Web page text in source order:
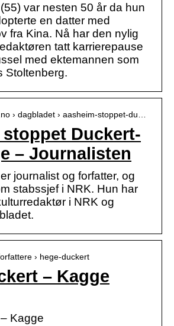
var nesten 50 år da hun
en datter med
fra Kina. Nå har den nylig
tatt karrierepause
med ektemannen som
Stoltenberg.
› dagbladet › aasheim-stoppet-du…
Duckert-
– Journalisten
journalist og forfatter, og
stabssjef i NRK. Hun har
i NRK og
› hege-duckert
– Kagge
Kagge